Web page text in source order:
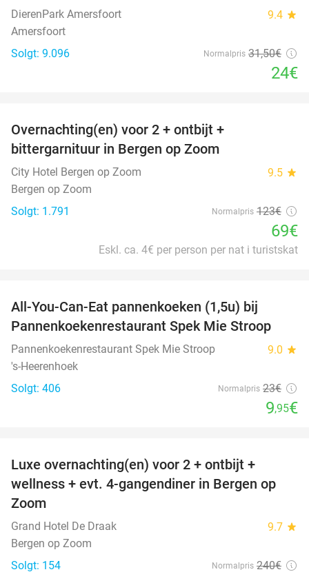
DierenPark Amersfoort 9.4 star
Amersfoort
Solgt: 9.096
Normalpris 31,50€
24€
Overnachting(en) voor 2 + ontbijt +
bittergarnituur in Bergen op Zoom
City Hotel Bergen op Zoom 9.5 star
Bergen op Zoom
Solgt: 1.791
Normalpris 123€
69€
Eskl. ca. 4€ per person per nat i turistskat
All-You-Can-Eat pannenkoeken (1,5u) bij
Pannenkoekenrestaurant Spek Mie Stroop
Pannenkoekenrestaurant Spek Mie Stroop 9.0 star
's-Heerenhoek
Solgt: 406
Normalpris 23€
9,95€
Luxe overnachting(en) voor 2 + ontbijt +
wellness + evt. 4-gangendiner in Bergen op
Zoom
Grand Hotel De Draak 9.7 star
Bergen op Zoom
Solgt: 154
Normalpris 240€